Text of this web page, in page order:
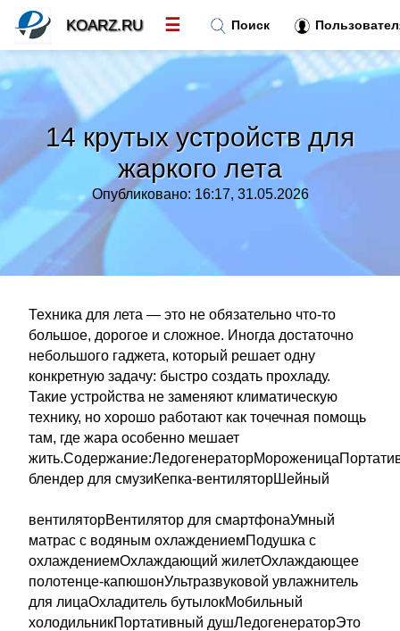
14 крутых устройств для
жаркого лета
Опубликовано: 16:17, 31.05.2026
Техника для лета — это не обязательно что-то
большое, дорогое и сложное. Иногда достаточно
небольшого гаджета, который решает одну
конкретную задачу: быстро создать прохладу.
Такие устройства не заменяют климатическую
технику, но хорошо работают как точечная помощь
там, где жара особенно мешает
блендер для смузиКепка-вентиляторШейный
вентиляторВентилятор для смартфонаУмный
матрас с водяным охлаждениемПодушка с
охлаждениемОхлаждающий жилетОхлаждающее
полотенце-капюшонУльтразвуковой увлажнитель
для лицаОхладитель бутылокМобильный
холодильникПортативный душЛедогенераторЭто
Поиск
KOARZ.RU ☰
Новости
Тренды новостей»
Рубрики»
Контакт »